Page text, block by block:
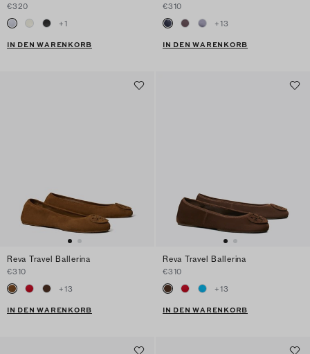
€320
+1
IN DEN WARENKORB
€310
+13
IN DEN WARENKORB
Reva Travel Ballerina
€310
+13
IN DEN WARENKORB
Reva Travel Ballerina
€310
+13
IN DEN WARENKORB